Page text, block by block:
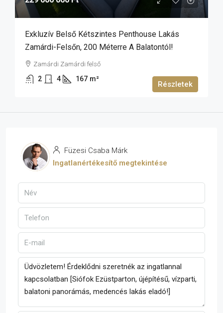
Exkluzív Belső Kétszintes Penthouse Lakás
Zamárdi-Felsőn, 200 Méterre A Balatontól!
Zamárdi Zamárdi felső
2 4 167 m²
Részletek
Füzesi Csaba Márk
Ingatlanértékesítő megtekintése